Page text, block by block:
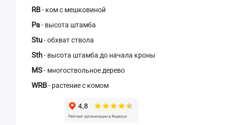
RB- ком с мешковиной
Pa- высота штамба
Stu- обхват ствола
Sth- высота штамба до начала кроны
MS- многоствольное дерево
WRB- растение с комом